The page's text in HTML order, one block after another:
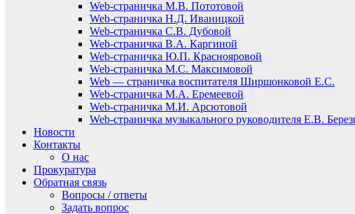
Web-страничка М.В. Пототовой
Web-страничка Н.Д. Иваницкой
Web-страничка С.В. Дубовой
Web-страничка В.А. Каргиной
Web-страничка Ю.П. Краснояровой
Web-страничка М.С. Максимовой
Web — страничка воспитателя Ширшонковой Е.С.
Web-страничка М.А. Еремеевой
Web-страничка М.И. Арсютовой
Web-страничка музыкального руководителя Е.В.
Новости
Контакты
О нас
Прокуратура
Обратная связь
Вопросы / ответы
Задать вопрос